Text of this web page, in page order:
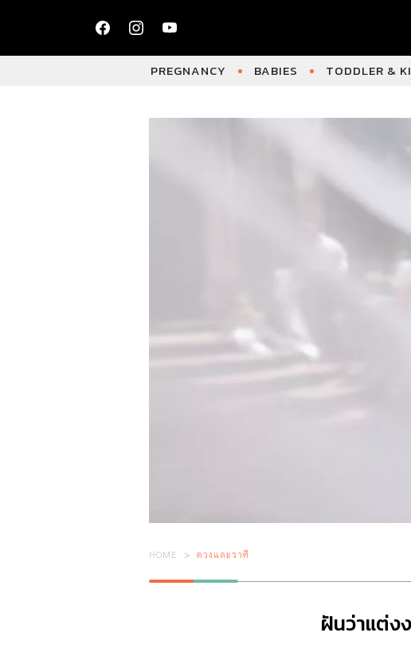
PREGNANCY BABIES TODDLER &
HOME ดวงและราศี
ฝันว่าแต่ง